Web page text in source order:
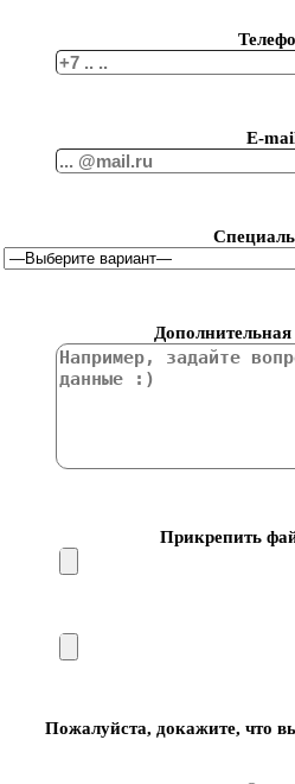
Е-
Прикрепить
Пожалуйста, докажите, что